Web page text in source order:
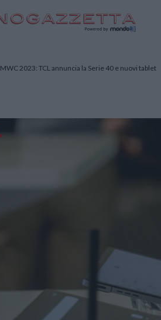
MWC 2023: TCL annuncia la Serie 40 e nuovi tablet